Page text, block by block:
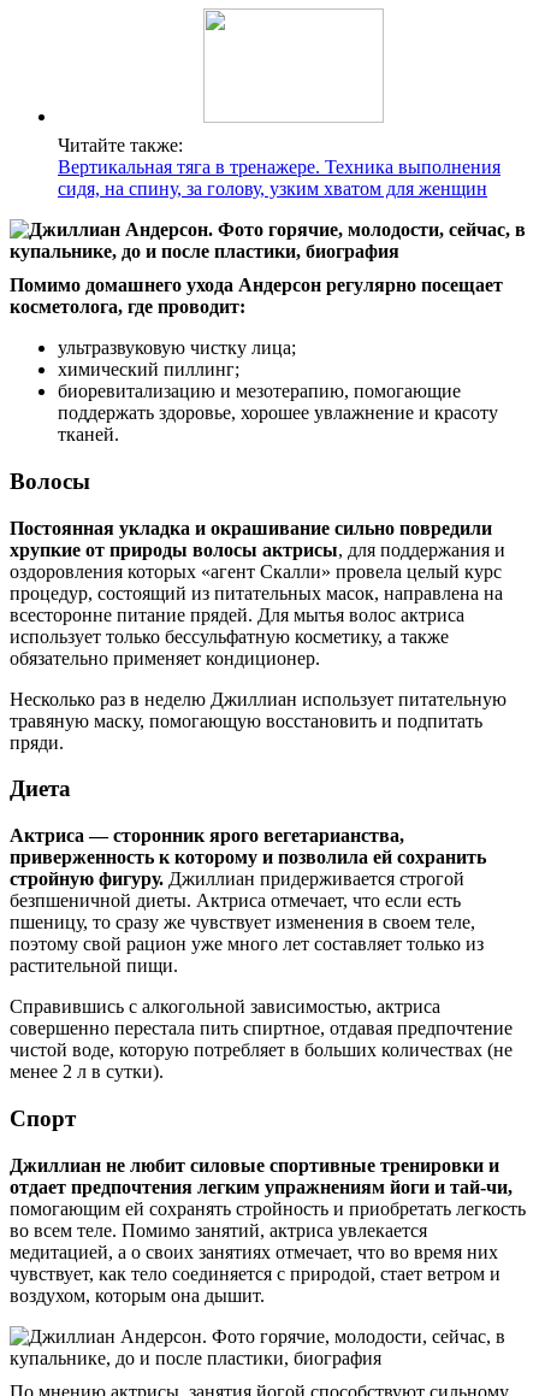
Читайте также:
Вертикальная тяга в тренажере. Техника выполнения
сидя, на спину, за голову, узким хватом для женщин
Помимо домашнего ухода Андерсон регулярно посещает
косметолога, где проводит:
ультразвуковую чистку лица;
химический пиллинг;
биоревитализацию и мезотерапию, помогающие
поддержать здоровье, хорошее увлажнение и красоту
тканей.
Волосы
Постоянная укладка и окрашивание сильно повредили
хрупкие от природы волосы актрисы, для поддержания и
оздоровления которых «агент Скалли» провела целый курс
процедур, состоящий из питательных масок, направлена на
всесторонне питание прядей. Для мытья волос актриса
использует только бессульфатную косметику, а также
обязательно применяет кондиционер.
Несколько раз в неделю Джиллиан использует питательную
травяную маску, помогающую восстановить и подпитать
пряди.
Диета
Актриса — сторонник ярого вегетарианства,
приверженность к которому и позволила ей сохранить
стройную фигуру. Джиллиан придерживается строгой
безпшеничной диеты. Актриса отмечает, что если есть
пшеницу, то сразу же чувствует изменения в своем теле,
поэтому свой рацион уже много лет составляет только из
растительной пищи.
Справившись с алкогольной зависимостью, актриса
совершенно перестала пить спиртное, отдавая предпочтение
чистой воде, которую потребляет в больших количествах (не
менее 2 л в сутки).
Спорт
Джиллиан не любит силовые спортивные тренировки и
отдает предпочтения легким упражнениям йоги и тай-чи,
помогающим ей сохранять стройность и приобретать легкость
во всем теле. Помимо занятий, актриса увлекается
медитацией, а о своих занятиях отмечает, что во время них
чувствует, как тело соединяется с природой, стает ветром и
воздухом, которым она дышит.
По мнению актрисы, занятия йогой способствуют сильному